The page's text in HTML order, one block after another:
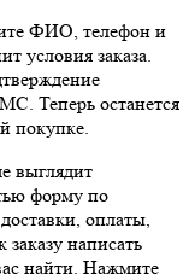
ФИО, телефон и
условия заказа.
Теперь останется
покупке.
выглядит
форму по
оплаты,
написать
найти. Нажмите